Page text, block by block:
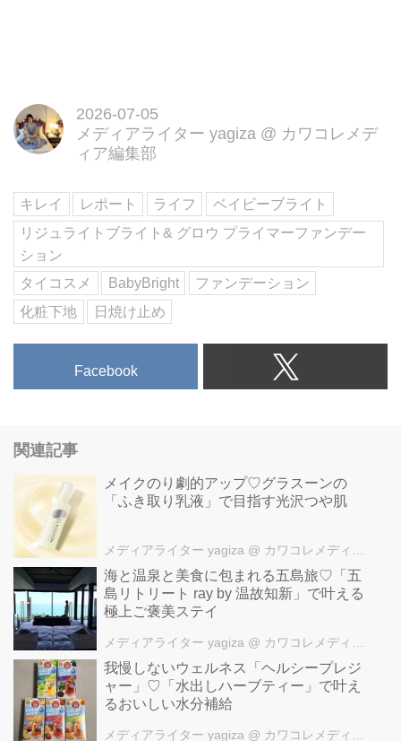
2026-07-05
メディアライター yagiza @ カワコレメデ
ィア編集部
キレイ レポート ライフ
ベイビーブライト
リジュライトブライト& グロウ プライマーファンデー
ション
タイコスメ
BabyBright
ファンデーション
化粧下地
日焼け止め
Facebook
関連記事
メイクのり劇的アップ♡グラスーンの
「ふき取り乳液」で目指す光沢つや肌
メディアライター yagiza @ カワコレメディア編集部
海と温泉と美食に包まれる五島旅♡「五
島リトリート ray by 温故知新」で叶える
極上ご褒美ステイ
メディアライター yagiza @ カワコレメディア編集部
我慢しないウェルネス「ヘルシープレジ
ャー」♡「水出しハーブティー」で叶え
るおいしい水分補給
メディアライター yagiza @ カワコレメディア編集部